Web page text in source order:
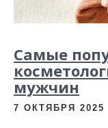
Самые
мужчин
7 ОКТЯБРЯ 2025